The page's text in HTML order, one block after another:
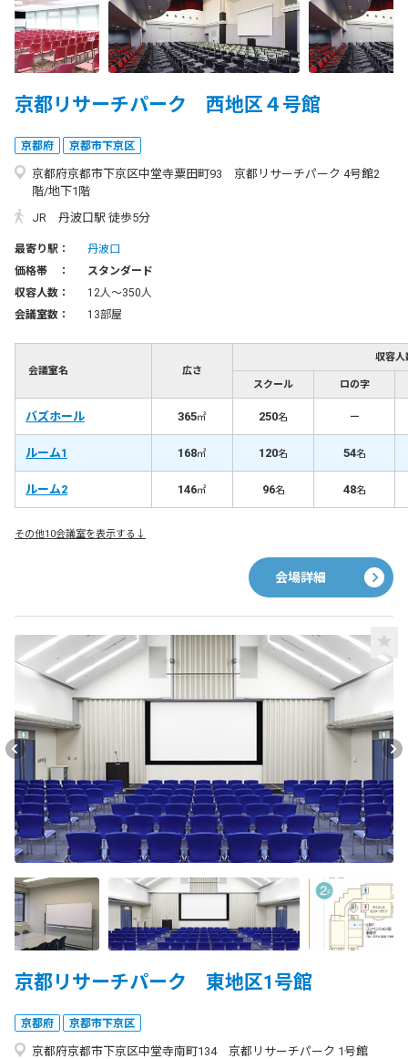
京都リサーチパーク 西地区４号館
京都府 京都市下京区
京都府京都市下京区中堂寺粟田町93 京都リサーチパーク 4号館2
階/地下1階
JR 丹波口駅 徒歩5分
最寄り駅：
丹波口
価格帯 ：
スタンダード
収容人数：
12人〜350人
会議室数：
13部屋
会議室名 広さ
収容人
スクール ロの字
バズホール 365㎡ 250名 －
ルーム1 168㎡ 120名 54名
ルーム2 146㎡ 96名 48名
その他10会議室を表示する↓
会場詳細
京都リサーチパーク 東地区1号館
京都府 京都市下京区
京都府京都市下京区中堂寺南町134 京都リサーチパーク 1号館